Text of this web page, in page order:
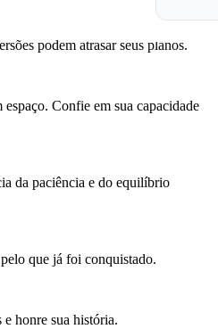
podem atrasar seus planos.
Confie em sua capacidade
da paciência e do equilíbrio
que já foi conquistado.
honre sua história.